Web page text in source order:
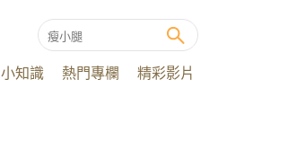
小知識 熱門專欄 精彩影片